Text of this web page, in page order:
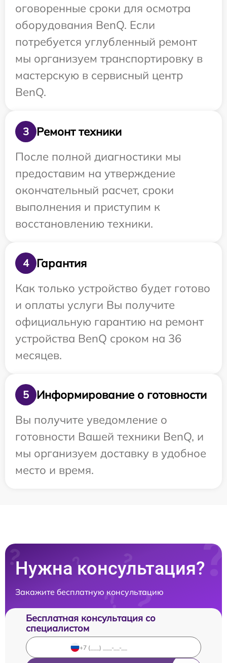
оговоренные сроки для осмотра
оборудования BenQ. Если
потребуется углубленный ремонт
мы организуем транспортировку в
мастерскую в сервисный центр
BenQ.
3
Ремонт техники
После полной диагностики мы
предоставим на утверждение
окончательный расчет, сроки
выполнения и приступим к
восстановлению техники.
4
Гарантия
Как только устройство будет готово
и оплаты услуги Вы получите
официальную гарантию на ремонт
устройства BenQ сроком на 36
месяцев.
5
Информирование о готовности
Вы получите уведомление о
готовности Вашей техники BenQ, и
мы организуем доставку в удобное
место и время.
Нужна консультация?
Закажите бесплатную консультацию
Бесплатная консультация со
специалистом